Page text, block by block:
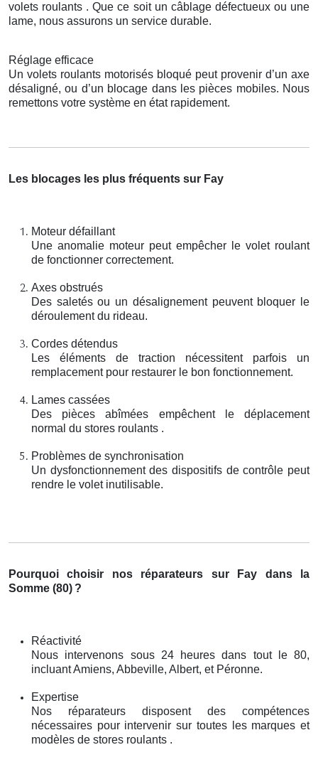
volets roulants . Que ce soit un câblage défectueux ou une
lame, nous assurons un service durable.
Réglage efficace
Un volets roulants motorisés bloqué peut provenir d’un axe
désaligné, ou d’un blocage dans les pièces mobiles. Nous
remettons votre système en état rapidement.
Les blocages les plus fréquents sur Fay
Moteur défaillant
Une anomalie moteur peut empêcher le volet roulant
de fonctionner correctement.
Axes obstrués
Des saletés ou un désalignement peuvent bloquer le
déroulement du rideau.
Cordes détendus
Les éléments de traction nécessitent parfois un
remplacement pour restaurer le bon fonctionnement.
Lames cassées
Des pièces abîmées empêchent le déplacement
normal du stores roulants .
Problèmes de synchronisation
Un dysfonctionnement des dispositifs de contrôle peut
rendre le volet inutilisable.
Pourquoi choisir nos réparateurs sur Fay dans la
Somme (80) ?
Réactivité
Nous intervenons sous 24 heures dans tout le 80,
incluant Amiens, Abbeville, Albert, et Péronne.
Expertise
Nos réparateurs disposent des compétences
nécessaires pour intervenir sur toutes les marques et
modèles de stores roulants .